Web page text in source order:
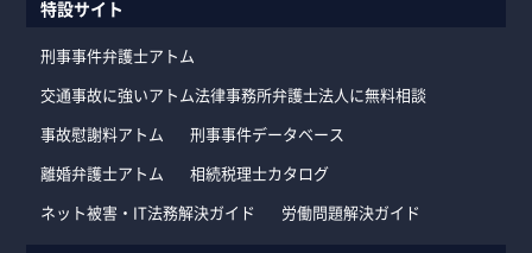
特設サイト
刑事事件弁護士アトム
交通事故に強いアトム法律事務所弁護士法人に無料相談
事故慰謝料アトム 刑事事件データベース
離婚弁護士アトム 相続税理士カタログ
ネット被害・IT法務解決ガイド 労働問題解決ガイド